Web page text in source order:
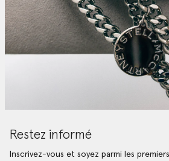
Restez informé
Inscrivez-vous et soyez parmi les